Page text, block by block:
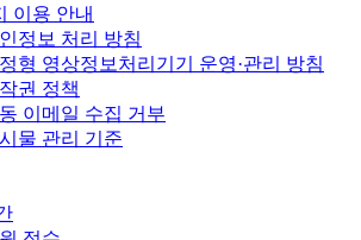
이용 안내
정보 처리 방침
형 영상정보처리기기 운영·관리 방침
권 정책
이메일 수집 거부
물 관리 기준